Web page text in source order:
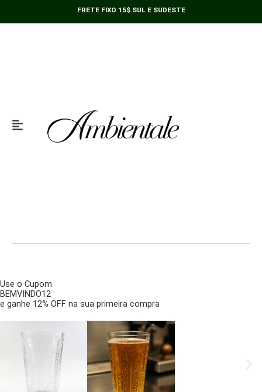
FRETE FIXO 15$ SUL E SUDESTE
Use o Cupom
BEMVINDO12
e ganhe 12% OFF na sua primeira compra